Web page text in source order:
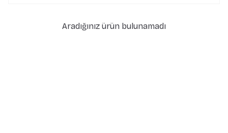
Aradığınız ürün bulunamadı